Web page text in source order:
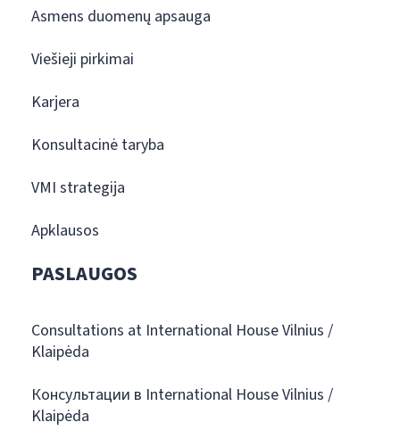
Asmens duomenų apsauga
Viešieji pirkimai
Karjera
Konsultacinė taryba
VMI strategija
Apklausos
PASLAUGOS
Consultations at International House Vilnius /
Klaipėda
Консультации в International House Vilnius /
Klaipėda